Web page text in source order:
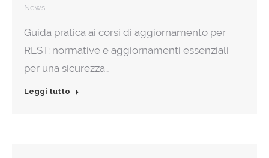
News
Guida pratica ai corsi di aggiornamento per
RLST: normative e aggiornamenti essenziali
per una sicurezza…
Leggi tutto